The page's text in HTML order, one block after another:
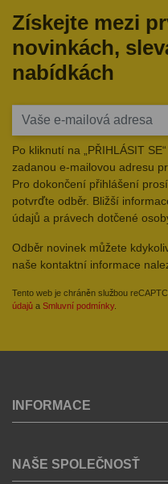
Získejte mezi
novinkách,
nabídkách
Po kliknutí na „PŘIHLÁSIT
zadanou e-mailovou adresu
Pro dokončení přihlášení
potvrďte odběr. Bližší
údajů a právech dotčené
Odběr novinek můžete
naše kontaktní informace
Tento web je chráněn službou
údajů a Smluvní podmínky.
INFORMACE
NAŠE SPOLEČNOSŤ